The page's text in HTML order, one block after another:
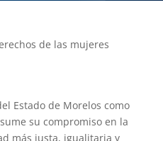
de las mujeres
Estado de Morelos como
su compromiso en la
más justa, igualitaria y